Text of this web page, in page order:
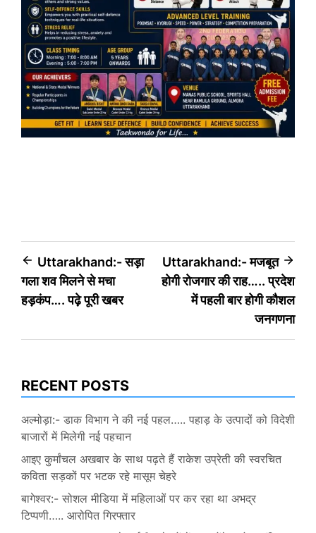
Post
navigation
Uttarakhand:- सड़ा
गला शव मिलने से मचा
हड़कंप…. पढ़े पूरी खबर
Uttarakhand:- मजबूत
होगी रोजगार की राह….. प्रदेश
में पहली बार होगी कौशल
जनगणना
RECENT POSTS
अल्मोड़ा:- डाक विभाग ने की नई पहल….. पहाड़ के उत्पादों को विदेशी
बाजारों में मिलेगी नई पहचान
आइए कुर्मांचल अखबार के साथ पढ़ते हैं राकेश उप्रेती की स्वरचित
कविता सड़कों पर भटक रहे मासूम चेहरे
बागेश्वर:- सोशल मीडिया में महिलाओं पर कर रहा था अभद्र
टिप्पणी….. आरोपित गिरफ्तार